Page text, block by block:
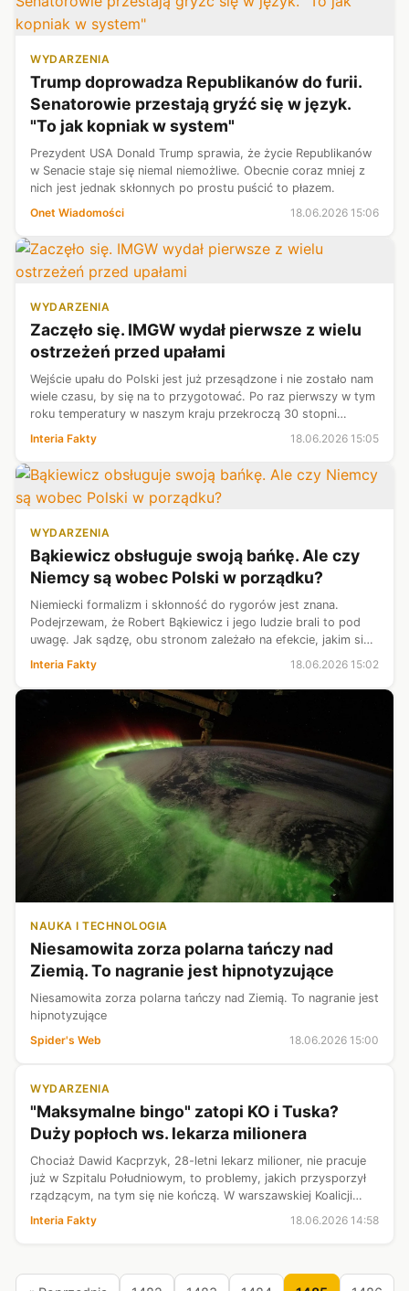
WYDARZENIA
Trump doprowadza Republikanów do furii.
Senatorowie przestają gryźć się w język.
"To jak kopniak w system"
Prezydent USA Donald Trump sprawia, że życie Republikanów
w Senacie staje się niemal niemożliwe. Obecnie coraz mniej z
nich jest jednak skłonnych po prostu puścić to płazem.
Onet Wiadomości
18.06.2026 15:06
WYDARZENIA
Zaczęło się. IMGW wydał pierwsze z wielu
ostrzeżeń przed upałami
Wejście upału do Polski jest już przesądzone i nie zostało nam
wiele czasu, by się na to przygotować. Po raz pierwszy w tym
roku temperatury w naszym kraju przekroczą 30 stopni
Celsjusza, i to wyraźnie. Synoptycy IMGW wydali z tego
powodu ostrzeżenia...
Interia Fakty 18.06.2026 15:05
WYDARZENIA
Bąkiewicz obsługuje swoją bańkę. Ale czy
Niemcy są wobec Polski w porządku?
Niemiecki formalizm i skłonność do rygorów jest znana.
Podejrzewam, że Robert Bąkiewicz i jego ludzie brali to pod
uwagę. Jak sądzę, obu stronom zależało na efekcie, jakim się
to wszystko skończyło.
Interia Fakty 18.06.2026 15:02
NAUKA I TECHNOLOGIA
Niesamowita zorza polarna tańczy nad
Ziemią. To nagranie jest hipnotyzujące
Niesamowita zorza polarna tańczy nad Ziemią. To nagranie jest
hipnotyzujące
Spider's Web
18.06.2026 15:00
WYDARZENIA
"Maksymalne bingo" zatopi KO i Tuska?
Duży popłoch ws. lekarza milionera
Chociaż Dawid Kacprzyk, 28-letni lekarz milioner, nie pracuje
już w Szpitalu Południowym, to problemy, jakich przysporzył
rządzącym, na tym się nie kończą. W warszawskiej Koalicji
Obywatelskiej poruszenie jest ogromne. Podobnie jak ogromny
jest strac...
Interia Fakty 18.06.2026 14:58